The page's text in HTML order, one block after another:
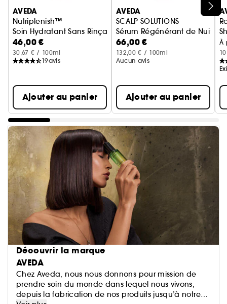
Ignorer le carrousel produits
AVEDA
Nutriplenish™
Soin Hydratant Sans Rinçage
46,00 €
30,67 € / 100ml
19avis
Ajouter au panier
AVEDA
SCALP SOLUTIONS
Sérum Régénérant de Nuit
66,00 €
132,00 € / 100ml
Aucun avis
Ajouter au panier
À
Découvrir la marque
AVEDA
Chez Aveda, nous nous donnons pour mission de
prendre soin du monde dans lequel nous vivons,
depuis la fabrication de nos produits jusqu’à notre